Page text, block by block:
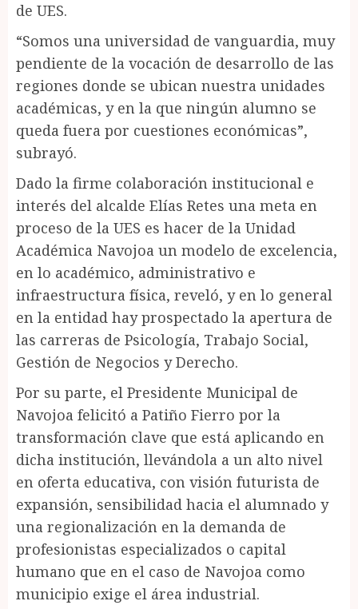
de UES.
“Somos una universidad de vanguardia, muy
pendiente de la vocación de desarrollo de las
regiones donde se ubican nuestra unidades
académicas, y en la que ningún alumno se
queda fuera por cuestiones económicas”,
subrayó.
Dado la firme colaboración institucional e
interés del alcalde Elías Retes una meta en
proceso de la UES es hacer de la Unidad
Académica Navojoa un modelo de excelencia,
en lo académico, administrativo e
infraestructura física, reveló, y en lo general
en la entidad hay prospectado la apertura de
las carreras de Psicología, Trabajo Social,
Gestión de Negocios y Derecho.
Por su parte, el Presidente Municipal de
Navojoa felicitó a Patiño Fierro por la
transformación clave que está aplicando en
dicha institución, llevándola a un alto nivel
en oferta educativa, con visión futurista de
expansión, sensibilidad hacia el alumnado y
una regionalización en la demanda de
profesionistas especializados o capital
humano que en el caso de Navojoa como
municipio exige el área industrial.